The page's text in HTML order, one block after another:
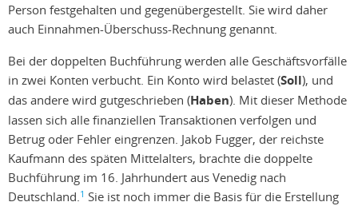
Person festgehalten und gegenübergestellt. Sie wird daher
auch Einnahmen-Überschuss-Rechnung genannt.
Bei der doppelten Buchführung werden alle Geschäftsvorfälle
in zwei Konten verbucht. Ein Konto wird belastet (Soll), und
das andere wird gutgeschrieben (Haben). Mit dieser Methode
lassen sich alle finanziellen Transaktionen verfolgen und
Betrug oder Fehler eingrenzen. Jakob Fugger, der reichste
Kaufmann des späten Mittelalters, brachte die doppelte
Buchführung im 16. Jahrhundert aus Venedig nach
Deutschland.1 Sie ist noch immer die Basis für die Erstellung